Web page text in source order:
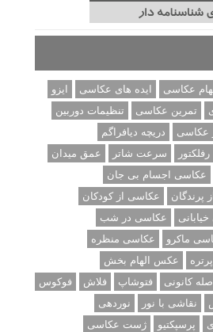
عکاسی ایده های عکاسی
ایزو
تمرین عکاسی
تنظیمات دوربین
عکاسی
دریچه دیافراگم
رفلکتور سرعت شاتر
عمق میدان
عکاسی اجسام بی جان
پرندگان
عکاسی از کودکان
عکاسی در شب
ماکرو
عکاسی منظره
عکس الهام بخش
کانونی فتوشاپ فلاش
فوکوس
نقاشی با نور
نوردهی
پرسپکتیو ژست عکاسی